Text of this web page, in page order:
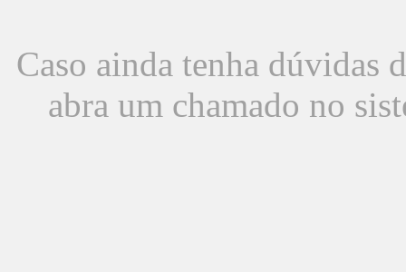
Caso ainda tenha dúvidas
abra um chamado no